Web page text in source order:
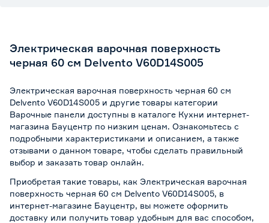
Электрическая варочная поверхность
черная 60 см Delvento V60D14S005
Электрическая варочная поверхность черная 60 см
Delvento V60D14S005 и другие товары категории
Варочные панели доступны в каталоге Кухни интернет-
магазина Бауцентр по низким ценам. Ознакомьтесь с
подробными характеристиками и описанием, а также
отзывами о данном товаре, чтобы сделать правильный
выбор и заказать товар онлайн.
Приобретая такие товары, как Электрическая варочная
поверхность черная 60 см Delvento V60D14S005, в
интернет-магазине Бауцентр, вы можете оформить
доставку или получить товар удобным для вас способом,